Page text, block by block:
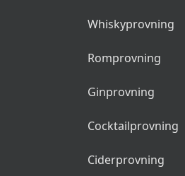
Whiskyprovning
Romprovning
Ginprovning
Cocktailprovning
Ciderprovning